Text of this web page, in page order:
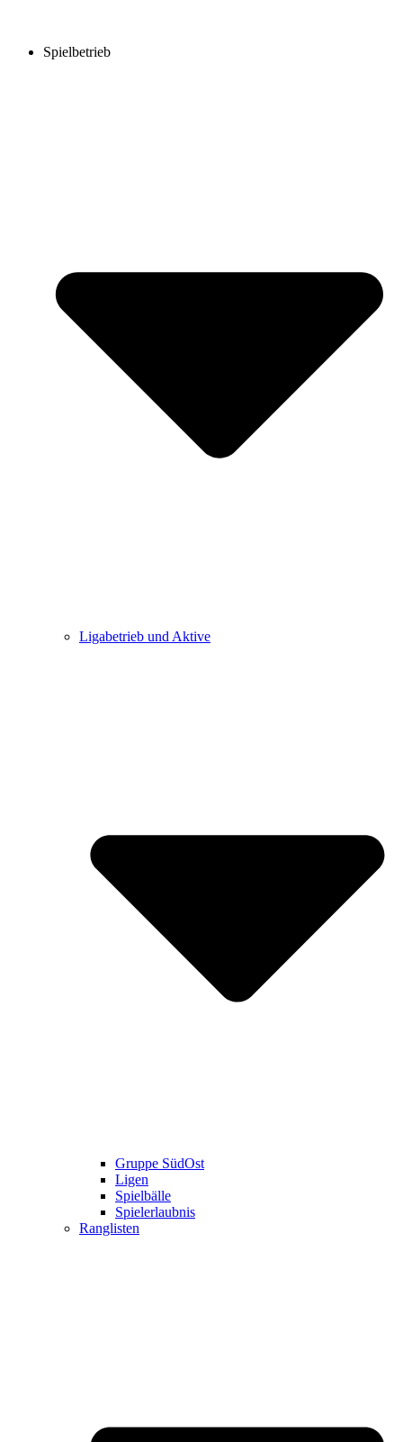
Spielbetrieb
Ligabetrieb und Aktive
Gruppe SüdOst
Ligen
Spielbälle
Spielerlaubnis
Ranglisten